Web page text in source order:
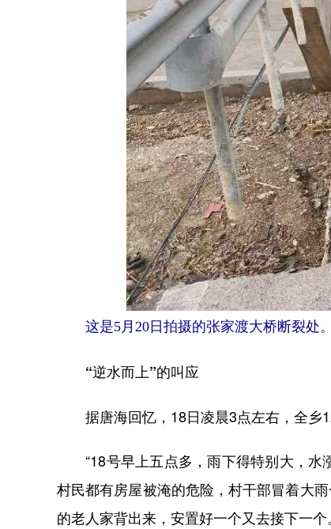
这是5月20日拍摄的张家渡大桥断裂处
“逆水而上”的叫应
据唐海回忆，18日凌晨3点左右，全乡
“18号早上五点多，雨下得特别大，水
村民都有房屋被淹的危险，村干部冒着大
的老人家背出来，安置好一个又去接下一个